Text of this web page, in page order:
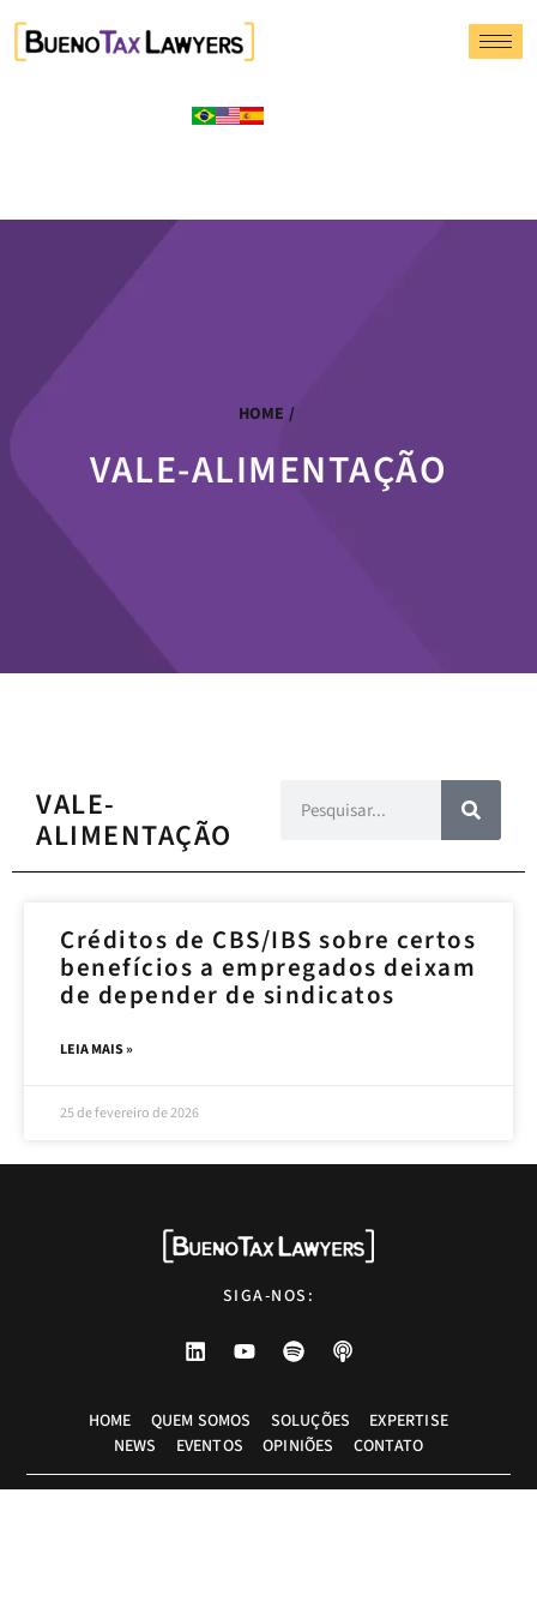
HOME /
VALE-ALIMENTAÇÃO
VALE-
ALIMENTAÇÃO
Créditos de CBS/IBS sobre certos
benefícios a empregados deixam
de depender de sindicatos
LEIA MAIS »
25 de fevereiro de 2026
SIGA-NOS:
HOME QUEM SOMOS SOLUÇÕES
EXPERTISE
NEWS
EVENTOS OPINIÕES CONTATO